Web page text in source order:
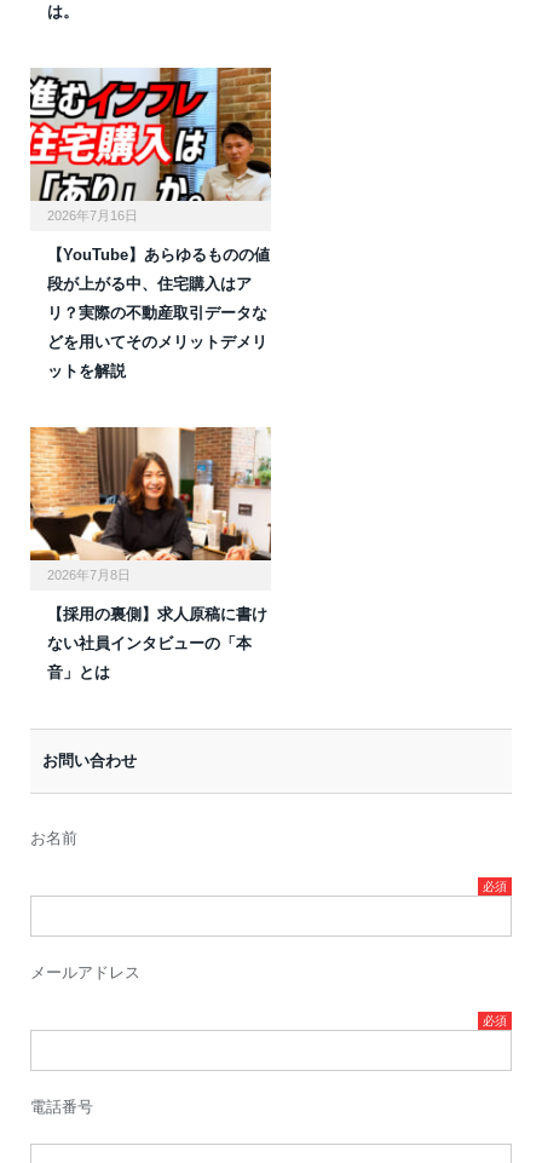
は。
2026年7月16日
【YouTube】あらゆるものの値
段が上がる中、住宅購入はア
リ？実際の不動産取引データな
どを用いてそのメリットデメリ
ットを解説
2026年7月8日
【採用の裏側】求人原稿に書け
ない社員インタビューの「本
音」とは
お問い合わせ
お名前
メールアドレス
電話番号